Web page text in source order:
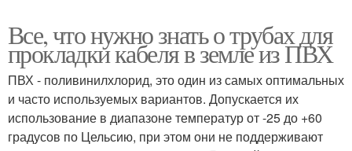
Все, что нужно знать о трубах для
прокладки кабеля в земле из ПВХ
ПВХ - поливинилхлорид, это один из самых оптимальных
и часто используемых вариантов. Допускается их
использование в диапазоне температур от -25 до +60
градусов по Цельсию, при этом они не поддерживают